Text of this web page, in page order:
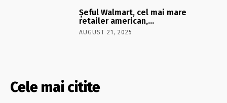
Şeful Walmart, cel mai mare
retailer american,…
AUGUST 21, 2025
Cele mai citite